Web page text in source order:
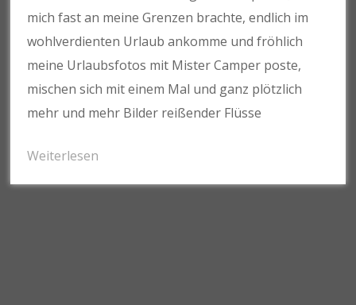
mich fast an meine Grenzen brachte, endlich im
wohlverdienten Urlaub ankomme und fröhlich
meine Urlaubsfotos mit Mister Camper poste,
mischen sich mit einem Mal und ganz plötzlich
mehr und mehr Bilder reißender Flüsse
Weiterlesen